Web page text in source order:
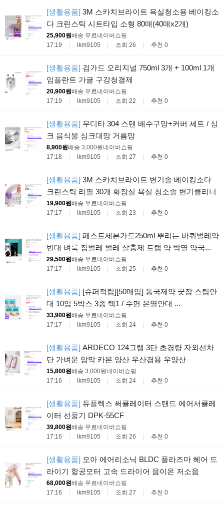
[생활용품] 3M 스카치브라이트 욕실청소용 베이킹소
다 크린스틱 시트타입 소형 80매(40매x2개)
25,900원배송 무료네이버쇼핑
17:19
lkm9105 조회 26 추천 0
[생활용품] 검가드 오리지널 750ml 3개 + 100ml 1개
임플란트 가글 구강청결제
20,900원배송 무료네이버쇼핑
17:19
lkm9105 조회 22 추천 0
[생활용품] 무디타 304 스텐 배수구망+커버 세트 / 싱
크 음식물 싱크대망 거름망
8,900원배송 3,000원네이버쇼핑
17:18
lkm9105 조회 27 추천 0
[생활용품] 3M 스카치브라이트 변기솔 베이킹소다
크린스틱 리필 30개 화장실 욕실 청소솔 변기클리너
19,900원배송 무료네이버쇼핑
17:17
lkm9105 조회 23 추천 0
[생활용품] 페스트세븐가드250ml 뿌리는 바퀴벌레약
빈대 벼룩 집벌레 벌레 살충제 트랩 약 박멸 약국...
29,500원배송 무료네이버쇼핑
17:17
lkm9105 조회 25 추천 0
[생활용품] [슈퍼적립][50매입] 동국제약 굿잠 스팀안
대 10입 5박스 3종 택1 / 수면 온열안대 ...
33,900원배송 무료네이버쇼핑
17:17
lkm9105 조회 24 추천 0
[생활용품] ARDECO 124그램 3단 초경량 자외선차
단 가벼운 암막 카본 양산 우산겸용 우양산
15,800원배송 3,000원네이버쇼핑
17:16
lkm9105 조회 24 추천 0
[생활용품] 듀플렉스 써큘레이터 스탠드 에어서큘레
이터 선풍기 DPK-55CF
39,800원배송 무료네이버쇼핑
17:16
lkm9105 조회 26 추천 0
[생활용품] 오아 에어리소닉 BLDC 플라즈마 헤어 드
라이기 항공모터 고속 드라이어 음이온 저소음
68,000원배송 무료네이버쇼핑
17:16
lkm9105 조회 27 추천 0